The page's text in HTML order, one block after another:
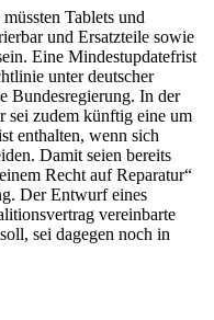
Tablets und
und Ersatzteile sowie
Eine Mindestupdatefrist
unter deutscher
Bundesregierung. In der
sei zudem künftig eine um
enthalten, wenn sich
Damit seien bereits
Recht auf Reparatur“
Der Entwurf eines
vereinbarte
sei dagegen noch in